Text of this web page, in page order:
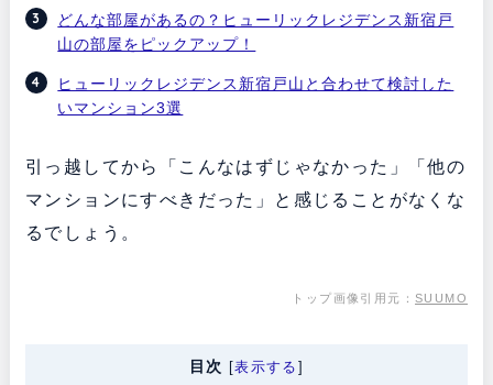
どんな部屋があるの？ヒューリックレジデンス新宿戸
山の部屋をピックアップ！
ヒューリックレジデンス新宿戸山と合わせて検討した
いマンション3選
引っ越してから「こんなはずじゃなかった」「他の
マンションにすべきだった」と感じることがなくな
るでしょう。
トップ画像引用元：SUUMO
目次 [表示する ]